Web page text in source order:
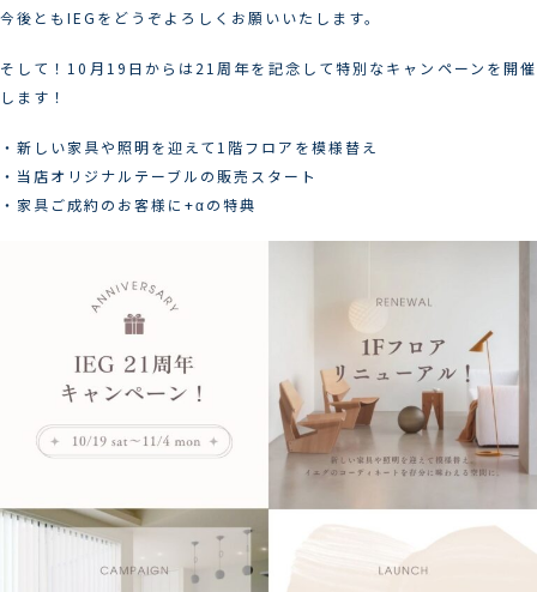
今後ともIEGをどうぞよろしくお願いいたします。
そして！10月19日からは21周年を記念して特別なキャンペーンを開催
します！
・新しい家具や照明を迎えて1階フロアを模様替え
・当店オリジナルテーブルの販売スタート
・家具ご成約のお客様に+αの特典